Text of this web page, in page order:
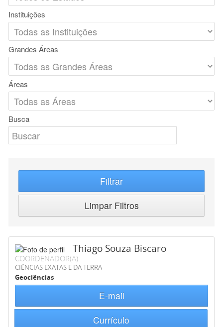
Instituições
Grandes Áreas
Áreas
Busca
Filtrar
Limpar Filtros
Thiago Souza Biscaro
COORDENADOR(A)
CIÊNCIAS EXATAS E DA TERRA
Geociências
E-mail
Currículo